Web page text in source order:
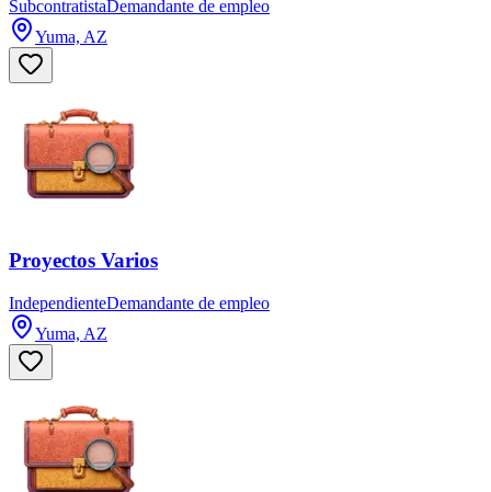
SubcontratistaDemandante de empleo
Yuma, AZ
Proyectos Varios
IndependienteDemandante de empleo
Yuma, AZ